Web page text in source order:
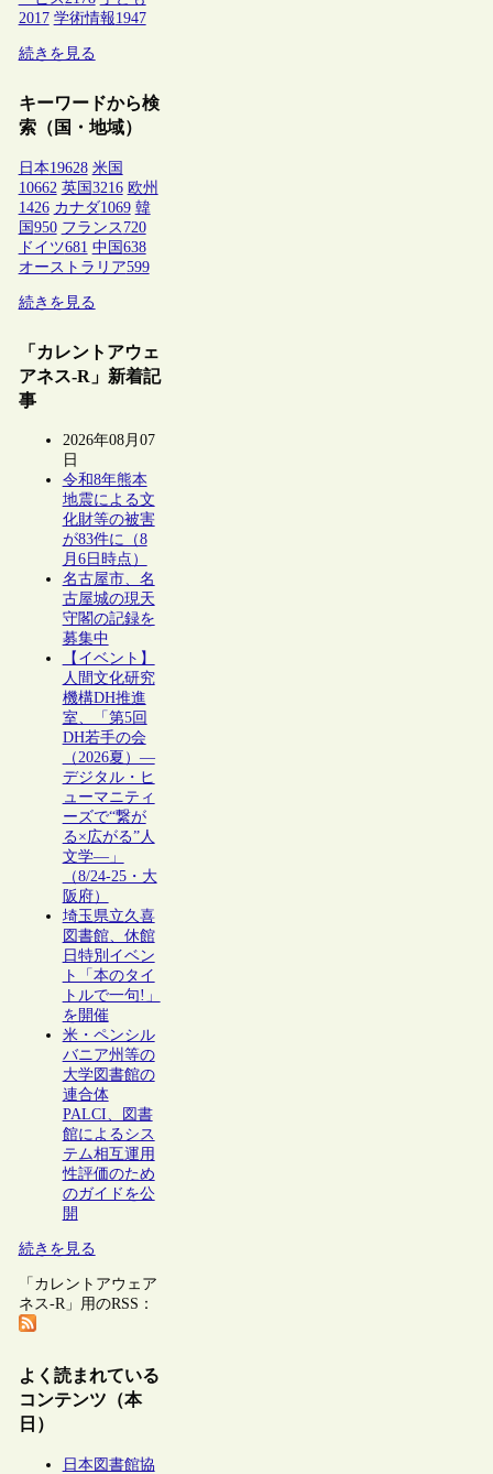
2017 学術情報1947
続きを見る
キーワードから検
索（国・地域）
日本19628 米国
10662 英国3216 欧州
1426 カナダ1069 韓
国950 フランス 720
ドイツ681 中国638
オーストラリア599
続きを見る
「カレントアウェ
アネス-R」新着記
事
2026年08月07
日
令和8年熊本
地震による文
化財等の被害
が83件に（8
月6日時点）
名古屋市、名
古屋城の現天
守閣の記録を
募集中
【イベント】
人間文化研究
機構DH推進
室、「第5回
DH若手の会
（2026夏）―
デジタル・ヒ
ューマニティ
ーズで“繋が
る×広がる”人
文学―」
（8/24-25・大
阪府）
埼玉県立久喜
図書館、休館
日特別イベン
ト「本のタイ
トルで一句!」
を開催
米・ペンシル
バニア州等の
大学図書館の
連合体
PALCI、図書
館によるシス
テム相互運用
性評価のため
のガイドを公
開
続きを見る
「カレントアウェア
ネス-R」用のRSS：
よく読まれている
コンテンツ（本
日）
日本図書館協